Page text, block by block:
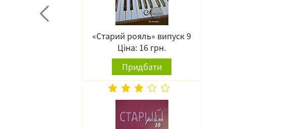
«Старий рояль» випуск 9
Ціна: 16 грн.
Придбати